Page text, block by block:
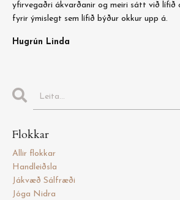
yfirvegaðri ákvarðanir og meiri sátt við lífið
fyrir ýmislegt sem lífið býður okkur upp á.
Hugrún Linda
Flokkar
Allir flokkar
Handleiðsla
Jákvæð Sálfræði
Jóga Nidra